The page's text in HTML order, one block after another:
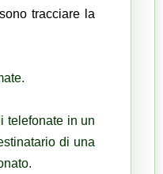
tracciare la
telefonate in un
di una